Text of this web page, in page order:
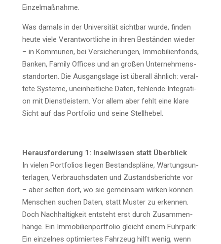
Einzelmaßnahme.
Was damals in der Uni­ver­si­tät sicht­bar wur­de, fin­den
heu­te vie­le Ver­ant­wort­li­che in ihren Bestän­den wie­der
– in Kom­mu­nen, bei Ver­si­che­run­gen, Immo­bi­li­en­fonds,
Ban­ken, Fami­ly Offices und an gro­ßen Unter­neh­mens­
stand­or­ten. Die Aus­gangs­la­ge ist über­all ähn­lich: ver­al­
te­te Sys­te­me, unein­heit­li­che Daten, feh­len­de Inte­gra­ti­
on mit Dienst­leis­tern. Vor allem aber fehlt eine kla­re
Sicht auf das Port­fo­lio und sei­ne Stellhebel.
Her­aus­for­de­rung 1: Insel­wis­sen statt Über­blick
In vie­len Port­fo­li­os lie­gen Bestands­plä­ne, War­tungs­un­
ter­la­gen, Ver­brauchs­da­ten und Zustands­be­rich­te vor
– aber sel­ten dort, wo sie gemein­sam wir­ken kön­nen.
Men­schen suchen Daten, statt Mus­ter zu erken­nen.
Doch Nach­hal­tig­keit ent­steht erst durch Zusam­men­
hän­ge. Ein Immo­bi­li­en­port­fo­lio gleicht einem Fuhr­park:
Ein ein­zel­nes opti­mier­tes Fahr­zeug hilft wenig, wenn